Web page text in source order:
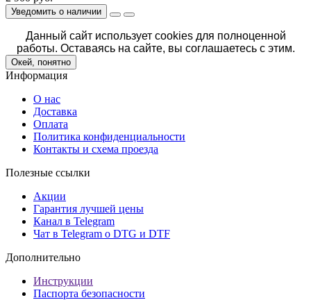
Уведомить о наличии
Данный сайт использует cookies для полноценной
работы. Оставаясь на сайте, вы соглашаетесь с этим.
Окей, понятно
Информация
О нас
Доставка
Оплата
Политика конфиденциальности
Контакты и схема проезда
Полезные ссылки
Акции
Гарантия лучшей цены
Канал в Telegram
Чат в Telegram о DTG и DTF
Дополнительно
Инструкции
Паспорта безопасности